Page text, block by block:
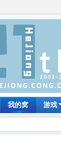
我的窝 游戏